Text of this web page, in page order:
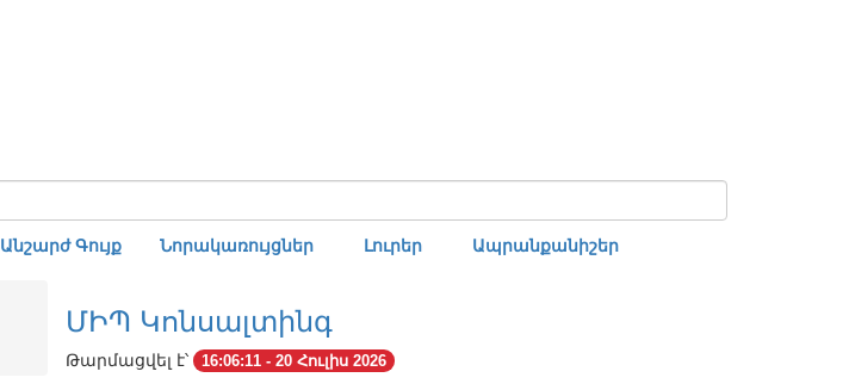
Անշարժ Գույք Նորակառույցներ Լուրեր Ապրանքանիշեր
ՄԻՊ Կոնսալտինգ
Թարմացվել է՝ 16:06:11 - 20 Հուլիս 2026